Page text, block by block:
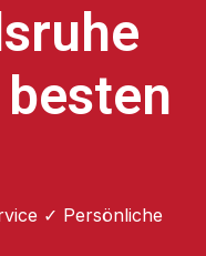
✓ Persönliche